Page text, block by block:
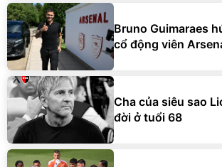
Bruno Guimaraes
cổ động viên
Cha của siêu sao
đời ở tuổi 68